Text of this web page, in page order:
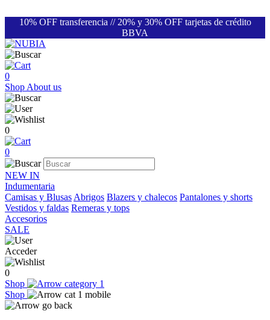
10% OFF transferencia // 20% y 30% OFF tarjetas de crédito
BBVA
0
Shop About us
0
0
NEW IN
Indumentaria
Camisas y Blusas Abrigos Blazers y chalecos Pantalones y shorts
Vestidos y faldas Remeras y tops
Accesorios
SALE
Acceder
0
Shop
Shop